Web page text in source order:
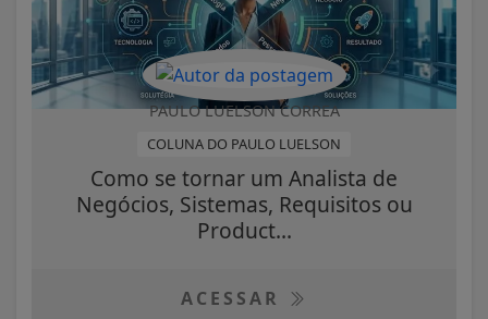
PAULO LUELSON CORREA
COLUNA DO PAULO LUELSON
Como se tornar um Analista de
Negócios, Sistemas, Requisitos ou
Product...
ACESSAR